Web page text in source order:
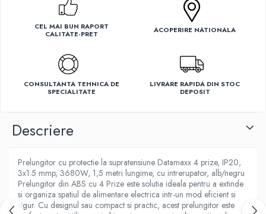
CEL MAI BUN RAPORT
CALITATE-PRET
ACOPERIRE NATIONALA
CONSULTANTA TEHNICA DE
SPECIALITATE
LIVRARE RAPIDA DIN STOC
DEPOSIT
Descriere
Prelungitor cu protectie la supratensiune Datamaxx 4 prize, IP20,
3x1.5 mmp, 3680W, 1,5 metri lungime, cu intrerupator, alb/negru
Prelungitor din ABS cu 4 Prize este solutia ideala pentru a extinde
si organiza spatiul de alimentare electrica intr-un mod eficient si
sigur. Cu designul sau compact si practic, acest prelungitor este